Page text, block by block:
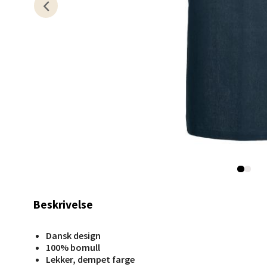
Beskrivelse
Dansk design
100% bomull
Lekker, dempet farge
Åpent
Åpent i